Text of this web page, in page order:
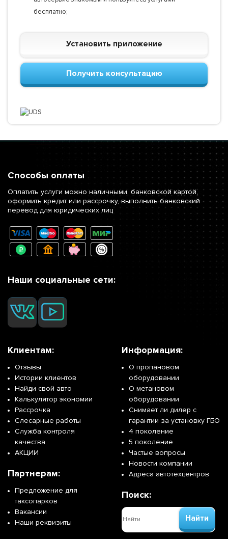
бесплатно;
Установить приложение
Получить консультацию
Способы оплаты
Оплатить услуги можно наличными, банковской картой,
оформить кредит или рассрочку, выполнить банковский
перевод для юридических лиц
Наши социальные сети:
Клиентам:
Отзывы
Истории клиентов
Найди свой авто
Калькулятор экономии
Рассрочка
Слесарные работы
Служба контроля
качества
АКЦИИ
Партнерам:
Предложение для
таксопарков
Вакансии
Наши реквизиты
Информация:
О пропановом
оборудовании
О метановом
оборудовании
Снимает ли дилер с
гарантии за установку ГБО
4 поколение
5 поколение
Частые вопросы
Новости компании
Адреса автотехцентров
Поиск:
Найти